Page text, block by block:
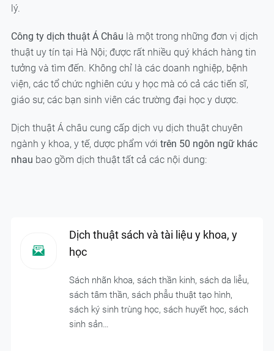
lý.
Công ty dịch thuật Á Châu là một trong những đơn vị dịch
thuật uy tín tại Hà Nội; được rất nhiều quý khách hàng tin
tưởng và tìm đến. Không chỉ là các doanh nghiệp, bệnh
viện, các tổ chức nghiên cứu y học mà có cả các tiến sĩ,
giáo sư; các bạn sinh viên các trường đại học y dược.
Dịch thuật Á châu cung cấp dịch vụ dịch thuật chuyên
ngành y khoa, y tế, dược phẩm với trên 50 ngôn ngữ khác
nhau bao gồm dịch thuật tất cả các nội dung:
Dịch thuật sách và tài liệu y khoa, y
học
Sách nhãn khoa, sách thần kinh, sách da liễu,
sách tâm thần, sách phẫu thuật tạo hình,
sách ký sinh trùng học, sách huyết học, sách
sinh sản…